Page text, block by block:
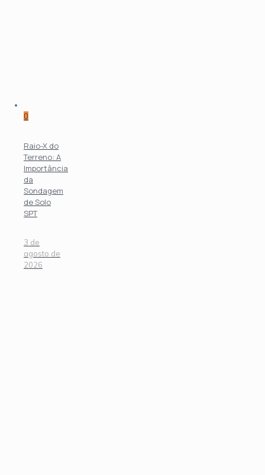
0
Raio-X do
Terreno: A
Importância
da
Sondagem
de Solo
SPT
3 de
agosto de
2026